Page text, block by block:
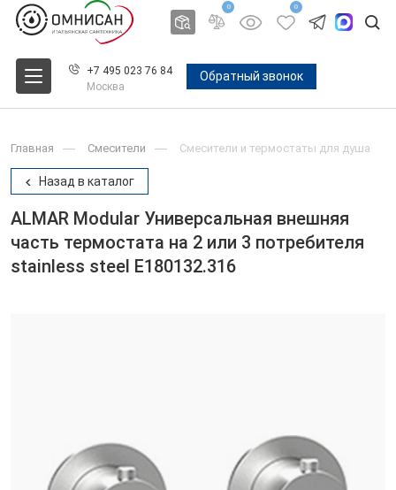
0 0
+7 495 023 76 84
Москва
Обратный звонок
Главная Смесители Смесители и термостаты для душа
Назад в каталог
ALMAR Modular Универсальная внешняя
часть термостата на 2 или 3 потребителя
stainless steel E180132.316